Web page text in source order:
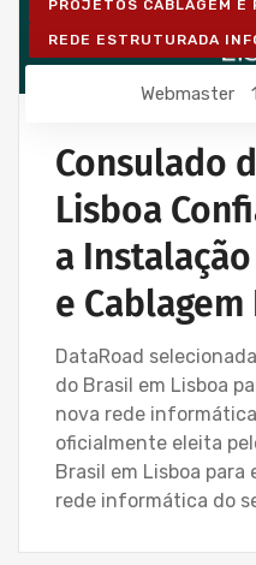
PROJETOS CABLAGEM E
REDE ESTRUTURADA
Webmaster
Consulado
Lisboa
a
e
DataRoad
do Brasil em Lisboa
nova rede
oficialmente eleita
Brasil em Lisboa
rede informática do